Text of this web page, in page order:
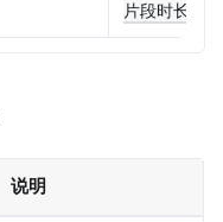
片段时长]
说明